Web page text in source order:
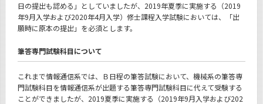
日の提出も認める」としていましたが、2019年夏季に実施する（2019
年9月入学および2020年4月入学）修士課程入学試験においては、「出
願時に原本の提出」を必須とします。
筆答専門試験科目について
これまで情報通信系では、Ｂ日程の筆答試験において、機械系の筆答専
門試験科目を情報通信系が出題する筆答専門試験科目に代えて受験する
ことができましたが、2019夏季に実施する（2019年9月入学および202
カテゴリ別
課程別
月別
イベントカレンダー
Event Calendar